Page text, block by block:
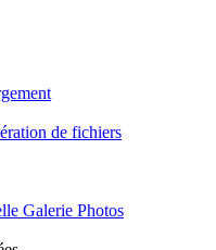
de fichiers
Galerie Photos